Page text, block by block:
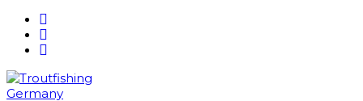
Skip
content